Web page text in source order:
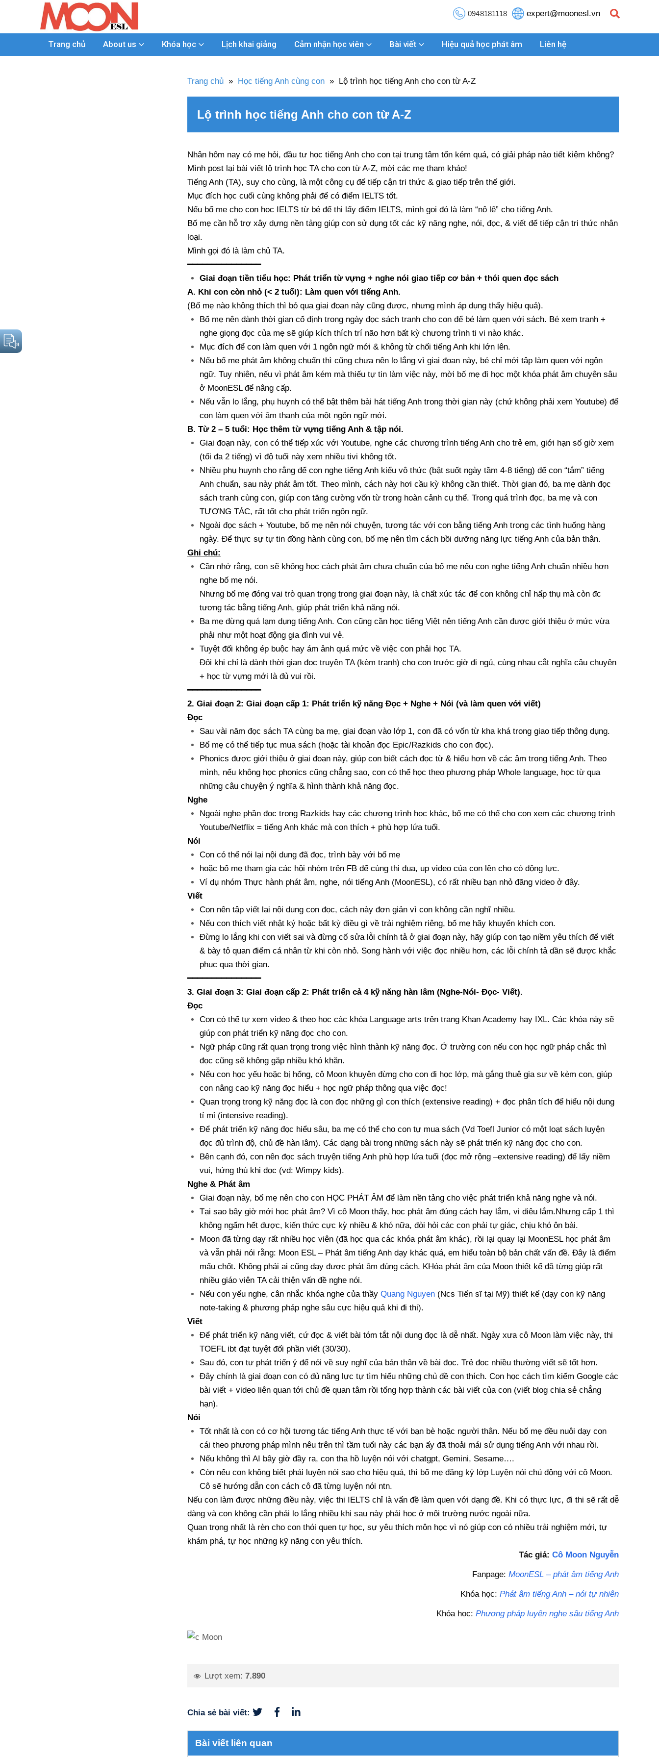
0948181118 expert@moonesl.vn
Trang chủ About us Khóa học Lịch khai giảng Cảm nhận học viên Bài viết Hiệu quả học phát âm Liên hệ
Trang chủ » Học tiếng Anh cùng con » Lộ trình học tiếng Anh cho con từ A-Z
Lộ trình học tiếng Anh cho con từ A-Z
Nhân hôm nay có mẹ hỏi, đầu tư học tiếng Anh cho con tại trung tâm tốn kém quá, có giải pháp nào tiết kiệm không?
Mình post lại bài viết lộ trình học TA cho con từ A-Z, mời các mẹ tham khảo!
Tiếng Anh (TA), suy cho cùng, là một công cụ để tiếp cận tri thức & giao tiếp trên thế giới.
Mục đích học cuối cùng không phải để có điểm IELTS tốt.
Nếu bố mẹ cho con học IELTS từ bé để thi lấy điểm IELTS, mình gọi đó là làm “nô lệ” cho tiếng Anh.
Bố mẹ cần hỗ trợ xây dựng nền tảng giúp con sử dụng tốt các kỹ năng nghe, nói, đọc, & viết để tiếp cận tri thức nhân
loại.
Mình gọi đó là làm chủ TA.
━━━━━━━━━━━━━━━
Giai đoạn tiền tiểu học: Phát triển từ vựng + nghe nói giao tiếp cơ bản + thói quen đọc sách
A. Khi con còn nhỏ (< 2 tuổi): Làm quen với tiếng Anh.
(Bố mẹ nào không thích thì bỏ qua giai đoạn này cũng được, nhưng mình áp dụng thấy hiệu quả).
Bố mẹ nên dành thời gian cố định trong ngày đọc sách tranh cho con để bé làm quen với sách. Bé xem tranh +
nghe giọng đọc của mẹ sẽ giúp kích thích trí não hơn bất kỳ chương trình ti vi nào khác.
Mục đích để con làm quen với 1 ngôn ngữ mới & không từ chối tiếng Anh khi lớn lên.
Nếu bố mẹ phát âm không chuẩn thì cũng chưa nên lo lắng vì giai đoạn này, bé chỉ mới tập làm quen với ngôn
ngữ. Tuy nhiên, nếu vì phát âm kém mà thiếu tự tin làm việc này, mời bố mẹ đi học một khóa phát âm chuyên sâu
ở MoonESL để nâng cấp.
Nếu vẫn lo lắng, phụ huynh có thể bật thêm bài hát tiếng Anh trong thời gian này (chứ không phải xem Youtube) để
con làm quen với âm thanh của một ngôn ngữ mới.
B. Từ 2 – 5 tuổi: Học thêm từ vựng tiếng Anh & tập nói.
Giai đoạn này, con có thể tiếp xúc với Youtube, nghe các chương trình tiếng Anh cho trẻ em, giới hạn số giờ xem
(tối đa 2 tiếng) vì độ tuổi này xem nhiều tivi không tốt.
Nhiều phụ huynh cho rằng để con nghe tiếng Anh kiểu vô thức (bật suốt ngày tầm 4-8 tiếng) để con “tắm” tiếng
Anh chuẩn, sau này phát âm tốt. Theo mình, cách này hơi cầu kỳ không cần thiết. Thời gian đó, ba mẹ dành đọc
sách tranh cùng con, giúp con tăng cường vốn từ trong hoàn cảnh cụ thể. Trong quá trình đọc, ba mẹ và con
TƯƠNG TÁC, rất tốt cho phát triển ngôn ngữ.
Ngoài đọc sách + Youtube, bố mẹ nên nói chuyện, tương tác với con bằng tiếng Anh trong các tình huống hàng
ngày. Để thực sự tự tin đồng hành cùng con, bố mẹ nên tìm cách bồi dưỡng năng lực tiếng Anh của bản thân.
Ghi chú:
Cần nhớ rằng, con sẽ không học cách phát âm chưa chuẩn của bố mẹ nếu con nghe tiếng Anh chuẩn nhiều hơn
nghe bố mẹ nói.
Nhưng bố mẹ đóng vai trò quan trọng trong giai đoạn này, là chất xúc tác để con không chỉ hấp thụ mà còn đc
tương tác bằng tiếng Anh, giúp phát triển khả năng nói.
Ba mẹ đừng quá lạm dụng tiếng Anh. Con cũng cần học tiếng Việt nên tiếng Anh cần được giới thiệu ở mức vừa
phải như một hoạt động gia đình vui vẻ.
Tuyệt đối không ép buộc hay ám ảnh quá mức về việc con phải học TA.
Đôi khi chỉ là dành thời gian đọc truyện TA (kèm tranh) cho con trước giờ đi ngủ, cùng nhau cắt nghĩa câu chuyện
+ học từ vựng mới là đủ vui rồi.
━━━━━━━━━━━━━━━
2. Giai đoạn 2: Giai đoạn cấp 1: Phát triển kỹ năng Đọc + Nghe + Nói (và làm quen với viết)
Đọc
Sau vài năm đọc sách TA cùng ba mẹ, giai đoạn vào lớp 1, con đã có vốn từ kha khá trong giao tiếp thông dụng.
Bố mẹ có thể tiếp tục mua sách (hoặc tài khoản đọc Epic/Razkids cho con đọc).
Phonics được giới thiệu ở giai đoạn này, giúp con biết cách đọc từ & hiểu hơn về các âm trong tiếng Anh. Theo
mình, nếu không học phonics cũng chẳng sao, con có thể học theo phương pháp Whole language, học từ qua
những câu chuyện ý nghĩa & hình thành khả năng đọc.
Nghe
Ngoài nghe phần đọc trong Razkids hay các chương trình học khác, bố mẹ có thể cho con xem các chương trình
Youtube/Netflix = tiếng Anh khác mà con thích + phù hợp lứa tuổi.
Nói
Con có thể nói lại nội dung đã đọc, trình bày với bố mẹ
hoặc bố mẹ tham gia các hội nhóm trên FB để cùng thi đua, up video của con lên cho có động lực.
Ví dụ nhóm Thực hành phát âm, nghe, nói tiếng Anh (MoonESL), có rất nhiều bạn nhỏ đăng video ở đây.
Viết
Con nên tập viết lại nội dung con đọc, cách này đơn giản vì con không cần nghĩ nhiều.
Nếu con thích viết nhật ký hoặc bất kỳ điều gì về trải nghiệm riêng, bố mẹ hãy khuyến khích con.
Đừng lo lắng khi con viết sai và đừng cố sửa lỗi chính tả ở giai đoạn này, hãy giúp con tạo niềm yêu thích để viết
& bày tỏ quan điểm cá nhân từ khi còn nhỏ. Song hành với việc đọc nhiều hơn, các lỗi chính tả dần sẽ được khắc
phục qua thời gian.
━━━━━━━━━━━━━━━
3. Giai đoạn 3: Giai đoạn cấp 2: Phát triển cả 4 kỹ năng hàn lâm (Nghe-Nói- Đọc- Viết).
Đọc
Con có thể tự xem video & theo học các khóa Language arts trên trang Khan Academy hay IXL. Các khóa này sẽ
giúp con phát triển kỹ năng đọc cho con.
Ngữ pháp cũng rất quan trọng trong việc hình thành kỹ năng đọc. Ở trường con nếu con học ngữ pháp chắc thì
đọc cũng sẽ không gặp nhiều khó khăn.
Nếu con học yếu hoặc bị hổng, cô Moon khuyên đừng cho con đi học lớp, mà gắng thuê gia sư về kèm con, giúp
con nâng cao kỹ năng đọc hiểu + học ngữ pháp thông qua việc đọc!
Quan trọng trong kỹ năng đọc là con đọc những gì con thích (extensive reading) + đọc phân tích để hiểu nội dung
tỉ mỉ (intensive reading).
Để phát triển kỹ năng đọc hiểu sâu, ba mẹ có thể cho con tự mua sách (Vd Toefl Junior có một loạt sách luyện
đọc đủ trình độ, chủ đề hàn lâm). Các dạng bài trong những sách này sẽ phát triển kỹ năng đọc cho con.
Bên cạnh đó, con nên đọc sách truyện tiếng Anh phù hợp lứa tuổi (đọc mở rộng –extensive reading) để lấy niềm
vui, hứng thú khi đọc (vd: Wimpy kids).
Nghe & Phát âm
Giai đoạn này, bố mẹ nên cho con HỌC PHÁT ÂM để làm nền tảng cho việc phát triển khả năng nghe và nói.
Tại sao bây giờ mới học phát âm? Vì cô Moon thấy, học phát âm đúng cách hay lắm, vi diệu lắm.Nhưng cấp 1 thì
không ngấm hết được, kiến thức cực kỳ nhiều & khó nữa, đòi hỏi các con phải tự giác, chịu khó ôn bài.
Moon đã từng dạy rất nhiều học viên (đã học qua các khóa phát âm khác), rồi lại quay lại MoonESL học phát âm
và vẫn phải nói rằng: Moon ESL – Phát âm tiếng Anh dạy khác quá, em hiểu toàn bộ bản chất vấn đề. Đây là điểm
mấu chốt. Không phải ai cũng dạy được phát âm đúng cách. KHóa phát âm của Moon thiết kế đã từng giúp rất
nhiều giáo viên TA cải thiện vấn đề nghe nói.
Nếu con yếu nghe, cân nhắc khóa nghe của thầy Quang Nguyen (Ncs Tiến sĩ tại Mỹ) thiết kế (dạy con kỹ năng
note-taking & phương pháp nghe sâu cực hiệu quả khi đi thi).
Viết
Để phát triển kỹ năng viết, cứ đọc & viết bài tóm tắt nội dung đọc là dễ nhất. Ngày xưa cô Moon làm việc này, thi
TOEFL ibt đạt tuyệt đối phần viết (30/30).
Sau đó, con tự phát triển ý để nói về suy nghĩ của bản thân về bài đọc. Trẻ đọc nhiều thường viết sẽ tốt hơn.
Đây chính là giai đoạn con có đủ năng lực tự tìm hiểu những chủ đề con thích. Con học cách tìm kiếm Google các
bài viết + video liên quan tới chủ đề quan tâm rồi tổng hợp thành các bài viết của con (viết blog chia sẻ chẳng
hạn).
Nói
Tốt nhất là con có cơ hội tương tác tiếng Anh thực tế với bạn bè hoặc người thân. Nếu bố mẹ đều nuôi dạy con
cái theo phương pháp mình nêu trên thì tầm tuổi này các bạn ấy đã thoải mái sử dụng tiếng Anh với nhau rồi.
Nếu không thì AI bây giờ đầy ra, con tha hồ luyện nói với chatgpt, Gemini, Sesame….
Còn nếu con không biết phải luyện nói sao cho hiệu quả, thì bố mẹ đăng ký lớp Luyện nói chủ động với cô Moon.
Cô sẽ hướng dẫn con cách cô đã từng luyện nói ntn.
Nếu con làm được những điều này, việc thi IELTS chỉ là vấn đề làm quen với dạng đề. Khi có thực lực, đi thi sẽ rất dễ
dàng và con không cần phải lo lắng nhiều khi sau này phải học ở môi trường nước ngoài nữa.
Quan trọng nhất là rèn cho con thói quen tự học, sự yêu thích môn học vì nó giúp con có nhiều trải nghiệm mới, tự
khám phá, tự học những kỹ năng con yêu thích.
Tác giả: Cô Moon Nguyễn
Fanpage: MoonESL – phát âm tiếng Anh
Khóa học: Phát âm tiếng Anh – nói tự nhiên
Khóa học: Phương pháp luyện nghe sâu tiếng Anh
Lượt xem: 7.890
Chia sẻ bài viết:
Bài viết liên quan